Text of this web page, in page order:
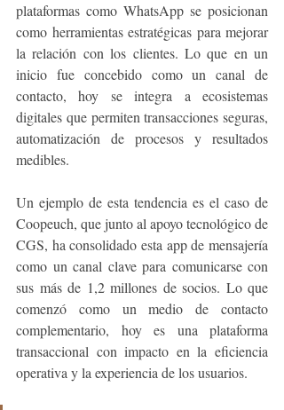
plataformas como WhatsApp se posicionan
como herramientas estratégicas para mejorar
la relación con los clientes. Lo que en un
inicio fue concebido como un canal de
contacto, hoy se integra a ecosistemas
digitales que permiten transacciones seguras,
automatización de procesos y resultados
medibles.
Un ejemplo de esta tendencia es el caso de
Coopeuch, que junto al apoyo tecnológico de
CGS, ha consolidado esta app de mensajería
como un canal clave para comunicarse con
sus más de 1,2 millones de socios. Lo que
comenzó como un medio de contacto
complementario, hoy es una plataforma
transaccional con impacto en la eficiencia
operativa y la experiencia de los usuarios.